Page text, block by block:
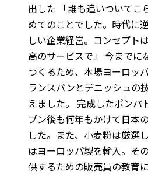
出した 「誰も追いついてこ
めてのことでした。時代に
しい企業経営。コンセプト
高のサービスで」 今までに
つくるため、本場ヨーロッ
ランスパンとデニッシュの
えました。 完成したポンパ
プン後も何年もかけて日本
した。また、小麦粉は厳選
はヨーロッパ製を輸入。そ
供するための販売員の教育